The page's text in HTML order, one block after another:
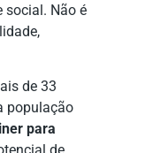
social. Não é
de 33
população
para